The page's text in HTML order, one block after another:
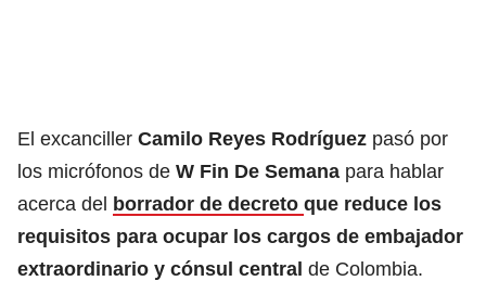
El excanciller Camilo Reyes Rodríguez pasó por
los micrófonos de W Fin De Semana para hablar
acerca del borrador de decreto que reduce los
requisitos para ocupar los cargos de embajador
extraordinario y cónsul central de Colombia.